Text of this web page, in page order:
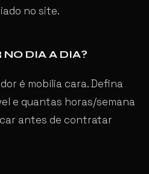
no site.
NO DIA A DIA?
é mobília cara. Defina
e quantas horas/semana
antes de contratar